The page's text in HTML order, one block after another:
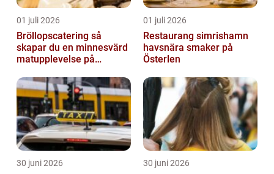
01 juli 2026
Bröllopscatering så
skapar du en minnesvärd
matupplevelse på
01 juli 2026
Restaurang simrishamn
havsnära smaker på
Österlen
30 juni 2026 30 juni 2026